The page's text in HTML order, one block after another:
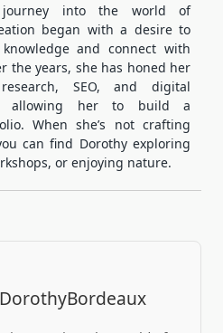
journey into the world of
began with a desire to
and connect with
the years, she has honed her
SEO, and digital
allowing her to build a
When she’s not crafting
can find Dorothy exploring
or enjoying nature.